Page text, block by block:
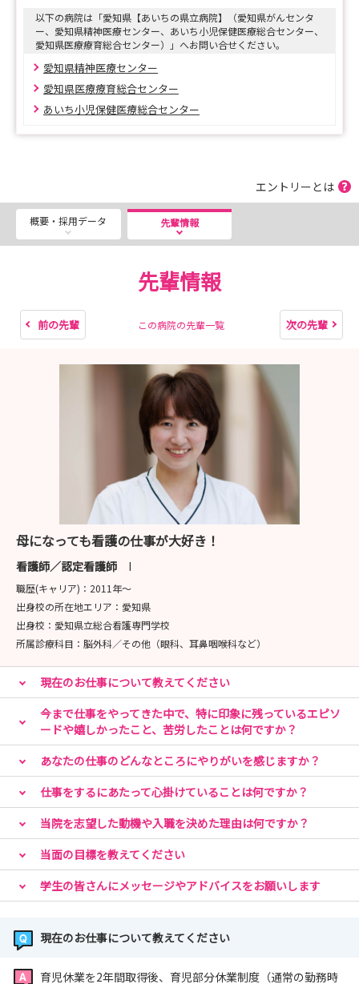
方は、ぜひともエントリーをお願いします。
以下の病院は「愛知県【あいちの県立病院】（愛知県がんセンタ
ー、愛知県精神医療センター、あいち小児保健医療総合センター、
愛知県医療療育総合センター）」へお問い合せください。
愛知県精神医療センター
愛知県医療療育総合センター
あいち小児保健医療総合センター
エントリーとは
概要・採用データ 先輩情報
先輩情報
前の先輩 この病院の先輩一覧 次の先輩
母になっても看護の仕事が大好き！
看護師／認定看護師 I
職歴(キャリア)： 2011年〜
出身校の所在地エリア： 愛知県
出身校： 愛知県立総合看護専門学校
所属診療科目： 脳外科／その他（眼科、耳鼻咽喉科など）
現在のお仕事について教えてください
今まで仕事をやってきた中で、特に印象に残っているエピソ
ードや嬉しかったこと、苦労したことは何ですか？
あなたの仕事のどんなところにやりがいを感じますか？
仕事をするにあたって心掛けていることは何ですか？
当院を志望した動機や入職を決めた理由は何ですか？
当面の目標を教えてください
学生の皆さんにメッセージやアドバイスをお願いします
現在のお仕事について教えてください
育児休業を2年間取得後、育児部分休業制度（通常の勤務時